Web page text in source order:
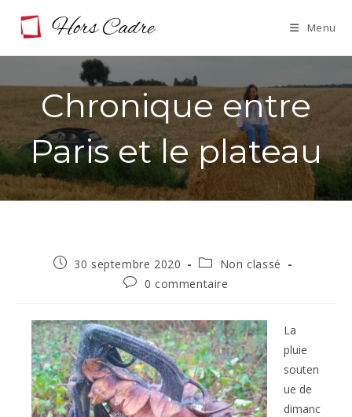
Menu
Chronique entre
Paris et le plateau
Publication
30 septembre 2020
Post
category:
Non classé
Commentaires
publication :
0 commentaire
La
pluie
souten
ue de
dimanc